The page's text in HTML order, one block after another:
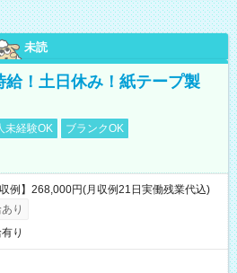
未読
！土日休み！紙テープ製
未経験OK
ブランクOK
例】268,000円(月収例21日実働残業代込)
り
り